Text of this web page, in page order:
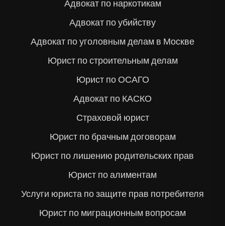
Адвокат по наркотикам
Адвокат по убийству
Адвокат по уголовным делам в Москве
Юрист по строительным делам
Юрист по ОСАГО
Адвокат по КАСКО
Страховой юрист
Юрист по брачным договорам
Юрист по лишению родительских прав
Юрист по алиментам
Услуги юриста по защите прав потребителя
Юрист по миграционным вопросам